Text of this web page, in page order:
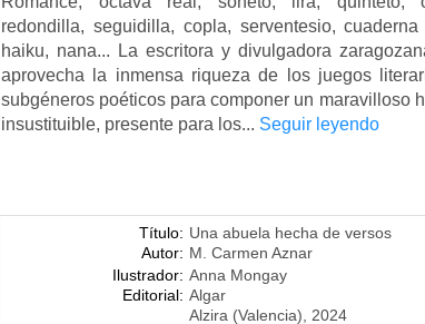
redondilla, seguidilla, copla, serventesio,
haiku, nana... La escritora y divulgadora
aprovecha la inmensa riqueza de los juegos
subgéneros poéticos para componer un maravilloso
insustituible, presente para los... Seguir leyendo
Título: Una abuela hecha de versos
Autor: M. Carmen Aznar
Ilustrador: Anna Mongay
Editorial: Algar
Alzira (Valencia), 2024